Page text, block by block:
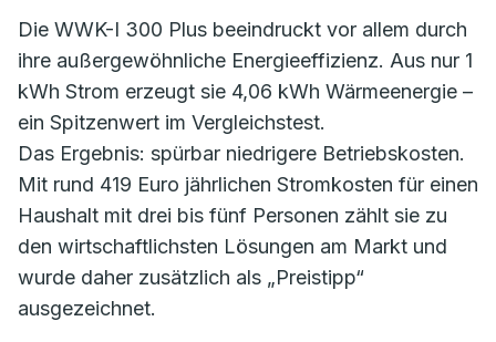
Die WWK-I 300 Plus beeindruckt vor allem durch
ihre außergewöhnliche Energieeffizienz. Aus nur 1
kWh Strom erzeugt sie 4,06 kWh Wärmeenergie –
ein Spitzenwert im Vergleichstest.
Das Ergebnis: spürbar niedrigere Betriebskosten.
Mit rund 419 Euro jährlichen Stromkosten für einen
Haushalt mit drei bis fünf Personen zählt sie zu
den wirtschaftlichsten Lösungen am Markt und
wurde daher zusätzlich als „Preistipp“
ausgezeichnet.